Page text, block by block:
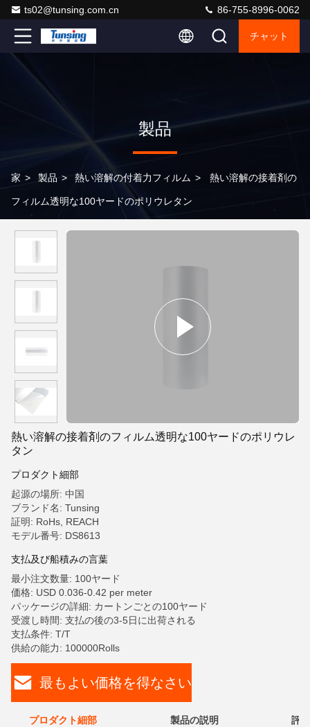
ts02@tunsing.com.cn 86-755-8996-0062
チャット
製品
家 > 製品 > 熱い溶解の付着力フィルム > 熱い溶解の接着剤の
フィルム透明な100ヤードのポリウレタン
熱い溶解の接着剤のフィルム透明な100ヤードのポリウレ
タン
プロダクト細部
起源の場所: 中国
ブランド名: Tunsing
証明: RoHs, REACH
モデル番号: DS8613
支払及び船積みの言葉
最小注文数量: 100ヤード
価格: USD 0.036-0.42 per meter
パッケージの詳細: カートンごとの100ヤード
受渡し時間: 支払の後の3-5日に出荷される
支払条件: T/T
供給の能力: 100000Rolls
最もよい価格を得なさい
プロダクト細部 製品の説明 評